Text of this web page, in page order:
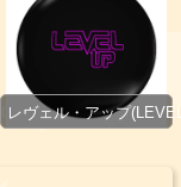
BITE)
レヴェル・アップ